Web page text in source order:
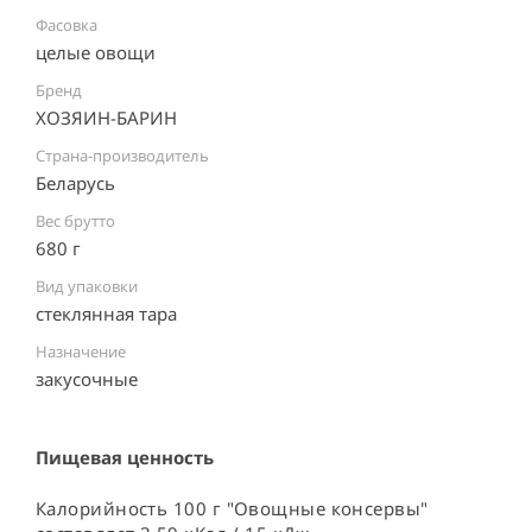
Фасовка
целые овощи
Бренд
ХОЗЯИН-БАРИН
Страна-производитель
Беларусь ⠀
Вес брутто
680 г
Вид упаковки
стеклянная тара ⠀
Назначение
закусочные
Пищевая ценность
Калорийность 100 г "Овощные консервы"